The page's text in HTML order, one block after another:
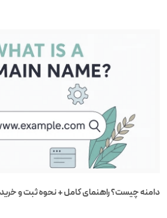
دامنه چیست؟ راهنمای کامل + نحوه ثبت و خرید